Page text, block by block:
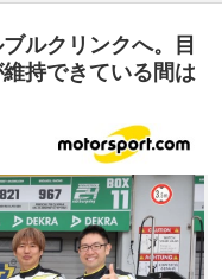
ルクリンクへ。目
持できている間は